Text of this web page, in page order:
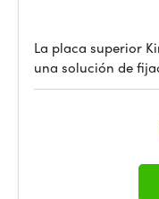
La placa superior
una solución de